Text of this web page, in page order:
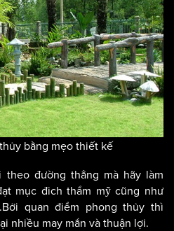
bằng mẹo thiết kế
đường thẳng mà hãy làm
mục đich thẩm mỹ cũng như
quan điểm phong thủy thì
nhiều may mắn và thuận lợi.